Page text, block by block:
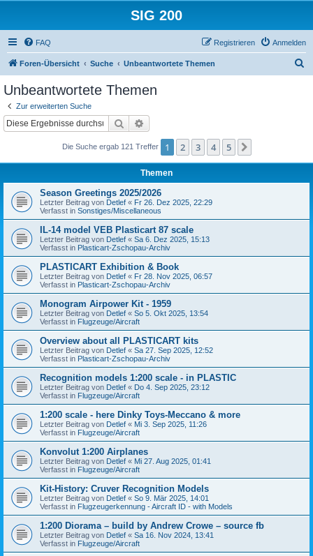
SIG 200
FAQ Anmelden
Registrieren
Foren-Übersicht Suche Unbeantwortete Themen
Unbeantwortete Themen
Zur erweiterten Suche
Suche
Die Suche ergab 121 Treffer 1 2 3 4 5
Themen
Season Greetings 2025/2026
Letzter Beitrag von Detlef « Fr 26. Dez 2025, 22:29
Verfasst in Sonstiges/Miscellaneous
IL-14 model VEB Plasticart 87 scale
Letzter Beitrag von Detlef « Sa 6. Dez 2025, 15:13
Verfasst in Plasticart-Zschopau-Archiv
PLASTICART Exhibition & Book
Letzter Beitrag von Detlef « Fr 28. Nov 2025, 06:57
Verfasst in Plasticart-Zschopau-Archiv
Monogram Airpower Kit - 1959
Letzter Beitrag von Detlef « So 5. Okt 2025, 13:54
Verfasst in Flugzeuge/Aircraft
Overview about all PLASTICART kits
Letzter Beitrag von Detlef « Sa 27. Sep 2025, 12:52
Verfasst in Plasticart-Zschopau-Archiv
Recognition models 1:200 scale - in PLASTIC
Letzter Beitrag von Detlef « Do 4. Sep 2025, 23:12
Verfasst in Flugzeuge/Aircraft
1:200 scale - here Dinky Toys-Meccano & more
Letzter Beitrag von Detlef « Mi 3. Sep 2025, 11:26
Verfasst in Flugzeuge/Aircraft
Konvolut 1:200 Airplanes
Letzter Beitrag von Detlef « Mi 27. Aug 2025, 01:41
Verfasst in Flugzeuge/Aircraft
Kit-History: Cruver Recognition Models
Letzter Beitrag von Detlef « So 9. Mär 2025, 14:01
Verfasst in Flugzeugerkennung - Aircraft ID - with Models
1:200 Diorama – build by Andrew Crowe – source fb
Letzter Beitrag von Detlef « Sa 16. Nov 2024, 13:41
Verfasst in Flugzeuge/Aircraft